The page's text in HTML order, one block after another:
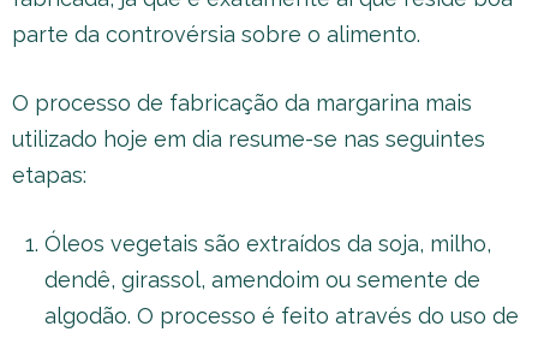
parte da controvérsia sobre o alimento.
O processo de fabricação da margarina mais
utilizado hoje em dia resume-se nas seguintes
etapas:
Óleos vegetais são extraídos da soja, milho,
dendê, girassol, amendoim ou semente de
algodão. O processo é feito através do uso de